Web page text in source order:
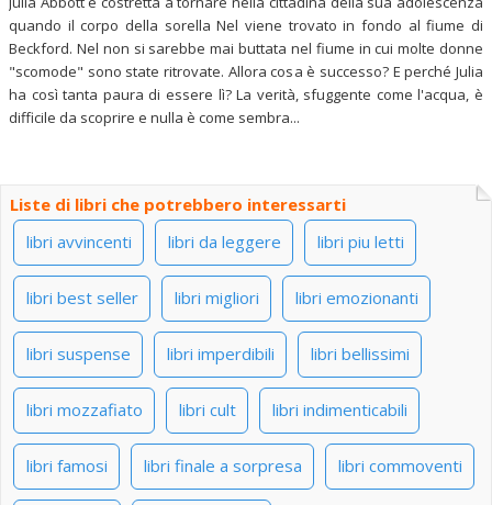
quando il corpo della sorella Nel viene trovato in fondo al fiume di
Beckford. Nel non si sarebbe mai buttata nel fiume in cui molte donne
"scomode" sono state ritrovate. Allora cosa è successo? E perché Julia
ha così tanta paura di essere lì? La verità, sfuggente come l'acqua, è
difficile da scoprire e nulla è come sembra...
Liste di libri che potrebbero interessarti
libri avvincenti
libri da leggere libri piu letti
libri best seller libri migliori libri emozionanti
libri suspense libri imperdibili libri bellissimi
libri mozzafiato libri cult libri indimenticabili
libri famosi libri finale a sorpresa libri commoventi